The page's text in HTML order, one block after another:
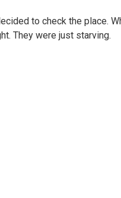
to check the place.
They were just starving.